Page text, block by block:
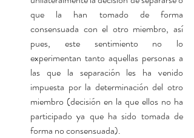
que la han tomado de forma
consensuada con el otro miembro, así
pues, este sentimiento no lo
experimentan tanto aquellas personas a
las que la separación les ha venido
impuesta por la determinación del otro
miembro (decisión en la que ellos no ha
participado ya que ha sido tomada de
forma no consensuada).